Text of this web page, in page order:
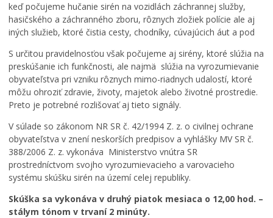
keď počujeme hučanie sirén na vozidlách záchrannej služby,
hasičského a záchranného zboru, rôznych zložiek polície ale aj
iných služieb, ktoré čistia cesty, chodníky, cúvajúcich áut a pod
S určitou pravidelnosťou však počujeme aj sirény, ktoré slúžia na
preskúšanie ich funkčnosti, ale najmä slúžia na vyrozumievanie
obyvateľstva pri vzniku rôznych mimo-riadnych udalostí, ktoré
môžu ohroziť zdravie, životy, majetok alebo životné prostredie.
Preto je potrebné rozlišovať aj tieto signály.
V súlade so zákonom NR SR č. 42/1994 Z. z. o civilnej ochrane
obyvateľstva v znení neskorších predpisov a vyhlášky MV SR č.
388/2006 Z. z. vykonáva Ministerstvo vnútra SR
prostredníctvom svojho vyrozumievacieho a varovacieho
systému skúšku sirén na území celej republiky.
Skúška sa vykonáva v druhý piatok mesiaca o 12,00 hod. –
stálym tónom v trvaní 2 minúty.
V
u
z
n
á
v
a
n
e
j
š
k
ô